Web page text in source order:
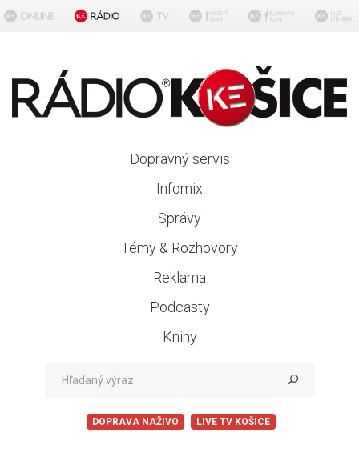
Dopravný servis
Infomix
Správy
Témy & Rozhovory
Reklama
Podcasty
Knihy
DOPRAVA NAŽIVO LIVE TV KOŠICE